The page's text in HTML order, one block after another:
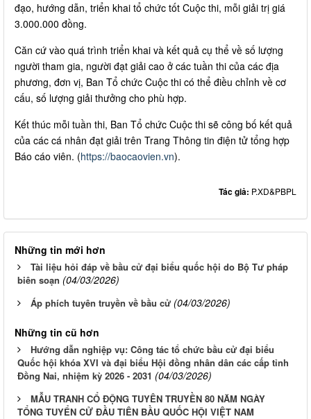
đạo, hướng dẫn, triển khai tổ chức tốt Cuộc thi, mỗi giải trị giá
3.000.000 đồng.
Căn cứ vào quá trình triển khai và kết quả cụ thể về số lượng
người tham gia, người đạt giải cao ở các tuần thi của các địa
phương, đơn vị, Ban Tổ chức Cuộc thi có thể điều chỉnh về cơ
cấu, số lượng giải thưởng cho phù hợp.
Kết thúc mỗi tuần thi, Ban Tổ chức Cuộc thi sẽ công bố kết quả
của các cá nhân đạt giải trên Trang Thông tin điện tử tổng hợp
Báo cáo viên. (https://baocaovien.vn).
Tác giả: P.XD&PBPL
Những tin mới hơn
Tài liệu hỏi đáp về bầu cử đại biểu quốc hội do Bộ Tư pháp
biên soạn (04/03/2026)
Áp phích tuyên truyền về bầu cử (04/03/2026)
Những tin cũ hơn
Hướng dẫn nghiệp vụ: Công tác tổ chức bầu cử đại biểu
Quốc hội khóa XVI và đại biểu Hội đồng nhân dân các cấp tỉnh
Đồng Nai, nhiệm kỳ 2026 - 2031 (04/03/2026)
MẪU TRANH CỔ ĐỘNG TUYÊN TRUYỀN 80 NĂM NGÀY
TỔNG TUYỂN CỬ ĐẦU TIÊN BẦU QUỐC HỘI VIỆT NAM